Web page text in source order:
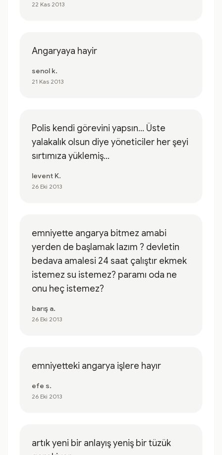
22 Kas 2013
Angaryaya hayir
senol k.
21 Kas 2013
Polis kendi görevini yapsın... Üste
yalakalık olsun diye yöneticiler her şeyi
sırtımıza yüklemiş...
levent K.
26 Eki 2013
emniyette angarya bitmez amabi
yerden de başlamak lazım ? devletin
bedava amalesi 24 saat çalıştır ekmek
istemez su istemez? paramı oda ne
onu heç istemez?
barış a.
26 Eki 2013
emniyetteki angarya işlere hayır
efe s.
26 Eki 2013
artık yeni bir anlayış yeniş bir tüzük